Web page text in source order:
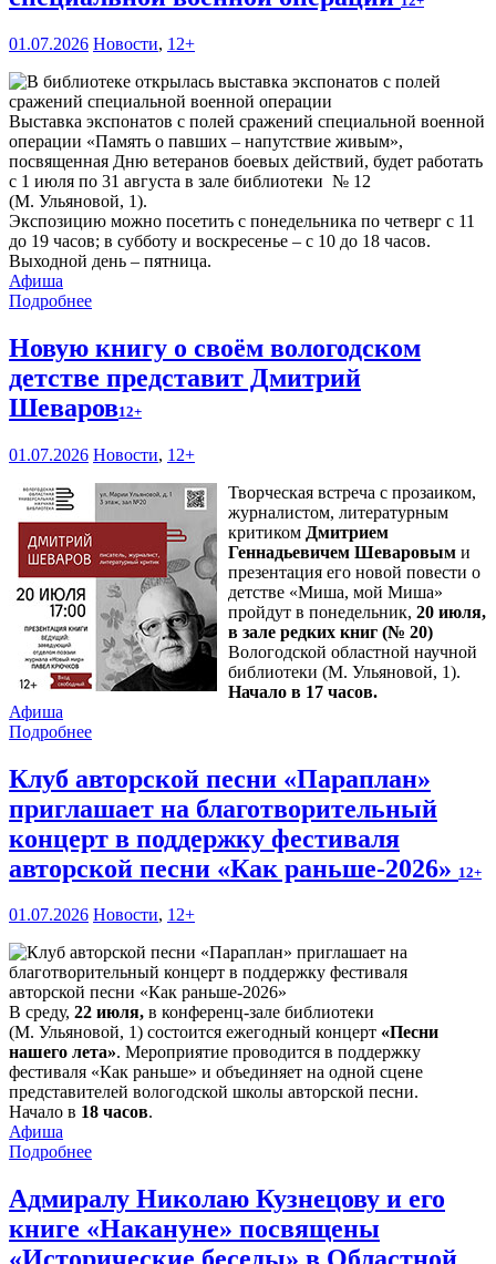
01.07.2026 Новости, 12+
Выставка экспонатов с полей сражений специальной военной
операции «Память о павших – напутствие живым»,
посвященная Дню ветеранов боевых действий, будет работать
с 1 июля по 31 августа в зале библиотеки № 12
(М. Ульяновой, 1).
Экспозицию можно посетить с понедельника по четверг с 11
до 19 часов; в субботу и воскресенье – с 10 до 18 часов.
Выходной день – пятница.
Афиша
Подробнее
Новую книгу о своём вологодском
детстве представит Дмитрий
Шеваров12+
01.07.2026 Новости, 12+
Творческая встреча с прозаиком,
журналистом, литературным
критиком Дмитрием
Геннадьевичем Шеваровым и
презентация его новой повести о
детстве «Миша, мой Миша»
пройдут в понедельник, 20 июля,
в зале редких книг (№ 20)
Вологодской областной научной
библиотеки (М. Ульяновой, 1).
Начало в 17 часов.
Афиша
Подробнее
Клуб авторской песни «Параплан»
приглашает на благотворительный
концерт в поддержку фестиваля
авторской песни «Как раньше-2026» 12+
01.07.2026 Новости, 12+
В среду, 22 июля, в конференц-зале библиотеки
(М. Ульяновой, 1) состоится ежегодный концерт «Песни
нашего лета». Мероприятие проводится в поддержку
фестиваля «Как раньше» и объединяет на одной сцене
представителей вологодской школы авторской песни.
Начало в 18 часов.
Афиша
Подробнее
Адмиралу Николаю Кузнецову и его
книге «Накануне» посвящены